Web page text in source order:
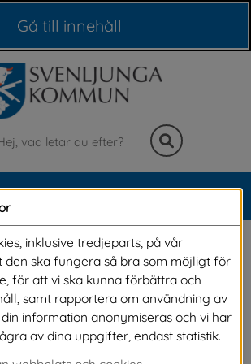
Gå till innehåll
Meny
är främst till för dig som
utanför planlagt område.
att tidigt få reda på om det du
inklusive tredjeparts, på vår
den ska fungera så bra som möjligt för
för att vi ska kunna förbättra och
samt rapportera om användning av
information anonymiseras och vi har
av dina uppgifter, endast statistik.